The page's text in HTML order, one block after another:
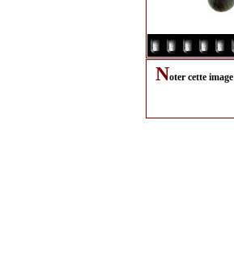
Noter cette image